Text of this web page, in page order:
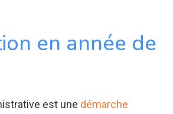
en année de
est une démarche